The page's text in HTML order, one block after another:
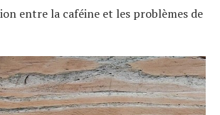
entre la caféine et les problèmes de